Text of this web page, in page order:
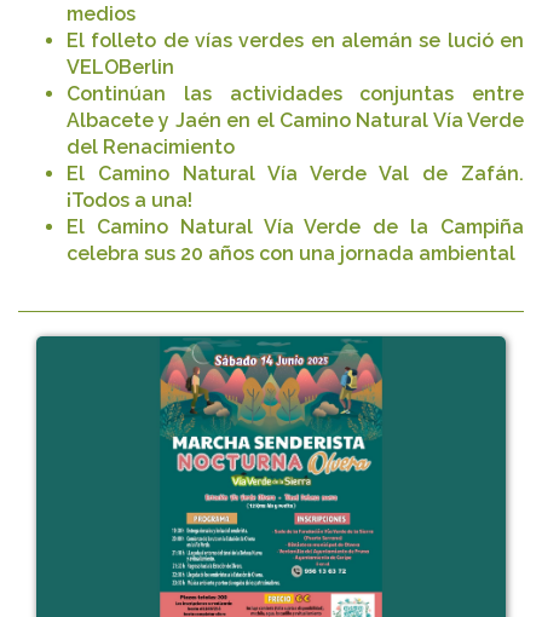
medios
El folleto de vías verdes en alemán se lució en
VELOBerlin
Continúan las actividades conjuntas entre
Albacete y Jaén en el Camino Natural Vía Verde
del Renacimiento
El Camino Natural Vía Verde Val de Zafán.
¡Todos a una!
El Camino Natural Vía Verde de la Campiña
celebra sus 20 años con una jornada ambiental